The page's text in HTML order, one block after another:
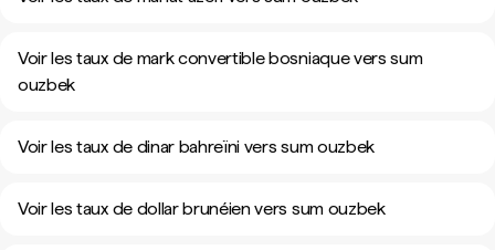
Voir les taux de mark convertible bosniaque vers sum
ouzbek
Voir les taux de dinar bahreïni vers sum ouzbek
Voir les taux de dollar brunéien vers sum ouzbek